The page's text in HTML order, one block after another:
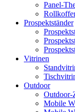
Panel-
Prospektständer
Vitrinen
Outdoor
Outdoor-
Mobile